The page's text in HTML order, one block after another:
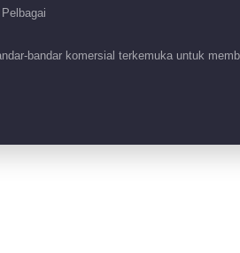
bandar komersial terkemuka untuk